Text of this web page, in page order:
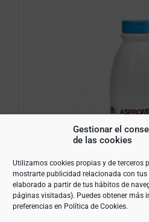
Gestionar el
de las cookies
Utilizamos cookies propias y de terceros
mostrarte publicidad relacionada con tus
elaborado a partir de tus hábitos de
páginas visitadas). Puedes obtener más
preferencias en Política de Cookies.